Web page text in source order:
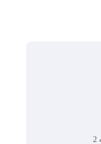
شهرک صنعتی شماره 1 ، ساختمان مهندسی طبقه 2